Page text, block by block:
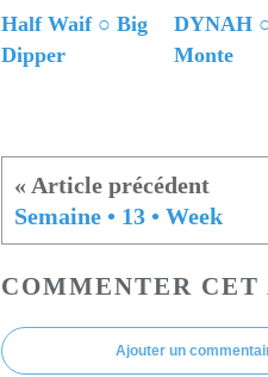
Half Waif ○ Big
Dipper
DYNAH
Monte
Semaine • 13 • Week
COMMENTER
Ajouter un